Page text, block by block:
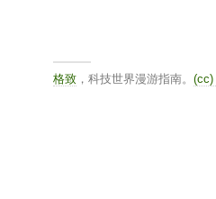
格致，科技世界漫游指南。 (cc)